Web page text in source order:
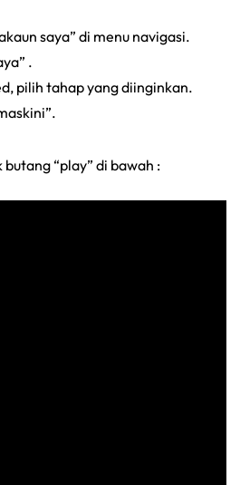
saya” di menu navigasi.
.
pilih tahap yang diinginkan.
“play” di bawah :